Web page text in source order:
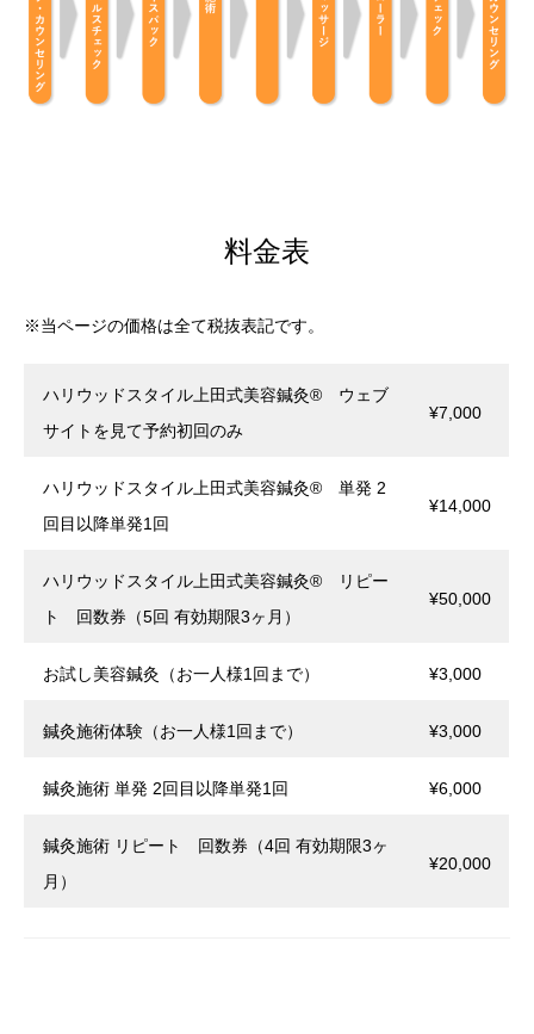
料金表
※当ページの価格は全て税抜表記です。
ハリウッドスタイル上田式美容鍼灸® ウェブ
サイトを見て予約初回のみ
¥7,000
ハリウッドスタイル上田式美容鍼灸® 単発 2
回目以降単発1回
¥14,000
ハリウッドスタイル上田式美容鍼灸® リピー
ト 回数券（5回 有効期限3ヶ月）
¥50,000
お試し美容鍼灸（お一人様1回まで） ¥3,000
鍼灸施術体験（お一人様1回まで） ¥3,000
鍼灸施術 単発 2回目以降単発1回 ¥6,000
鍼灸施術 リピート 回数券（4回 有効期限3ヶ
月）
¥20,000